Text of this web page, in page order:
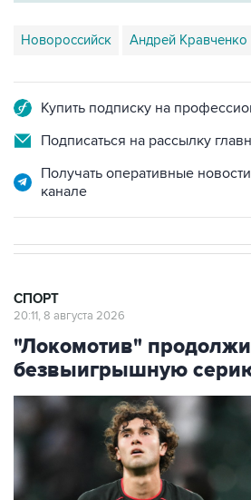
Новороссийск Андрей Кравченко
Купить подписку на
Подписаться на рассылку
Получать оперативные
канале
СПОРТ
20:11, 8 августа 2026
"Локомотив"
безвыигрышную